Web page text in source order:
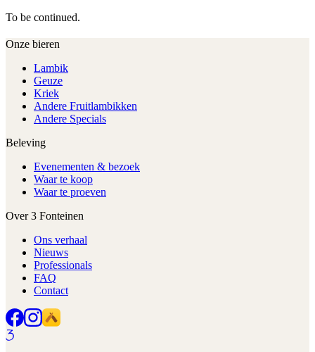
To be continued.
Onze bieren
Lambik
Geuze
Kriek
Andere Fruitlambikken
Andere Specials
Beleving
Evenementen & bezoek
Waar te koop
Waar te proeven
Over 3 Fonteinen
Ons verhaal
Nieuws
Professionals
FAQ
Contact